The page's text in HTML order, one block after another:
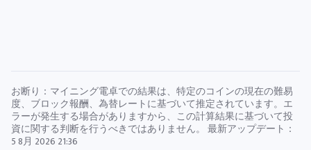
お断り：マイニング電卓での結果は、特定のコインの現在の難易
度、ブロック報酬、為替レートに基づいて推定されています。エ
ラーが発生する場合がありますから、この計算結果に基づいて投
資に関する判断を行うべきではありません。 最新アップデート：
5 8月 2026 21:36